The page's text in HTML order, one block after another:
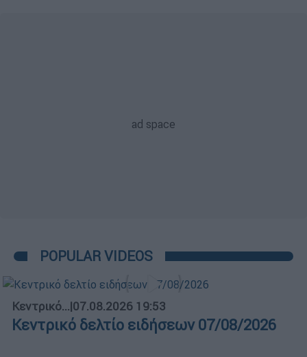
POPULAR VIDEOS
Κεντρικό...|07.08.2026 19:53
Κεντρικό δελτίο ειδήσεων 07/08/2026